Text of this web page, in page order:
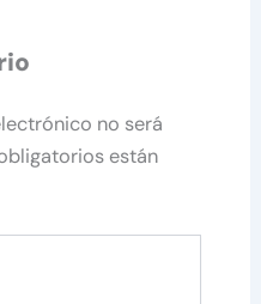
no será
están